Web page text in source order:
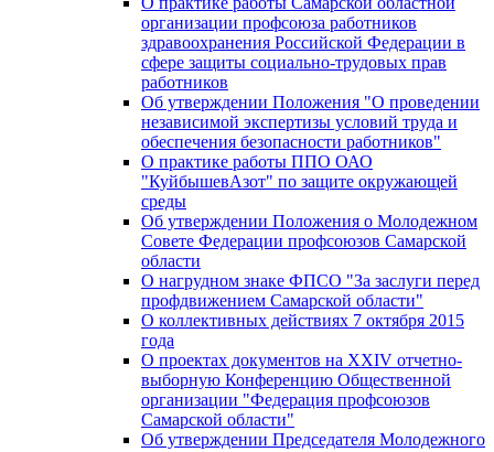
организации профсоюза работников
здравоохранения Российской Федерации в
сфере защиты социально-трудовых прав
работников
Об утверждении Положения "О проведении
независимой экспертизы условий труда и
обеспечения безопасности работников"
О практике работы ППО ОАО
"КуйбышевАзот" по защите окружающей
среды
Об утверждении Положения о Молодежном
Совете Федерации профсоюзов Самарской
области
О нагрудном знаке ФПСО "За заслуги перед
профдвижением Самарской области"
О коллективных действиях 7 октября 2015
года
О проектах документов на XXIV отчетно-
выборную Конференцию Общественной
организации "Федерация профсоюзов
Самарской области"
Об утверждении Председателя Молодежного